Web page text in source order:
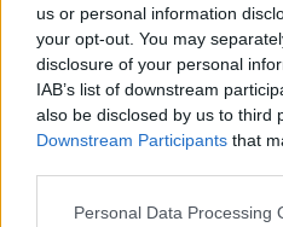
us or personal information
your opt-out. You may
disclosure of your personal
IAB’s list of downstream
also be disclosed by us to third
Downstream Participants that
Please note that this website/
Personal Data Processing
Le 10 più belle frasi dei
possiamo tornare a
Fatti notare! Le frasi
tutti commenteranno
11 frasi di Papa Leone
era Robert Francis
Frasi sulla libertà: le più